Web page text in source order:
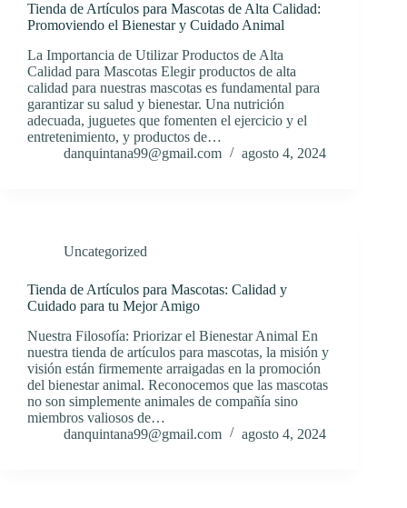
Tienda de Artículos para Mascotas de Alta Calidad:
Promoviendo el Bienestar y Cuidado Animal
La Importancia de Utilizar Productos de Alta
Calidad para Mascotas Elegir productos de alta
calidad para nuestras mascotas es fundamental para
garantizar su salud y bienestar. Una nutrición
adecuada, juguetes que fomenten el ejercicio y el
entretenimiento, y productos de…
danquintana99@gmail.com
agosto 4, 2024
Uncategorized
Tienda de Artículos para Mascotas: Calidad y
Cuidado para tu Mejor Amigo
Nuestra Filosofía: Priorizar el Bienestar Animal En
nuestra tienda de artículos para mascotas, la misión y
visión están firmemente arraigadas en la promoción
del bienestar animal. Reconocemos que las mascotas
no son simplemente animales de compañía sino
miembros valiosos de…
danquintana99@gmail.com
agosto 4, 2024